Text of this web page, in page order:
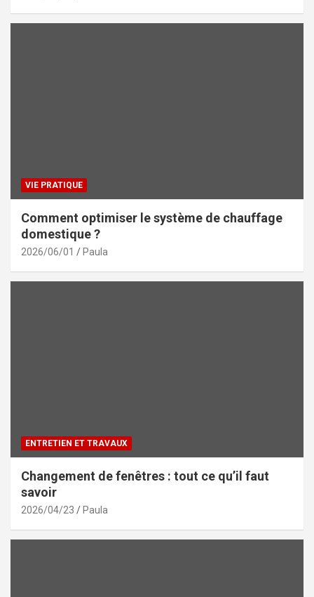
VIE PRATIQUE
Comment optimiser le système de chauffage
domestique ?
2026/06/01 Paula
ENTRETIEN ET TRAVAUX
Changement de fenêtres : tout ce qu’il faut
savoir
2026/04/23 Paula